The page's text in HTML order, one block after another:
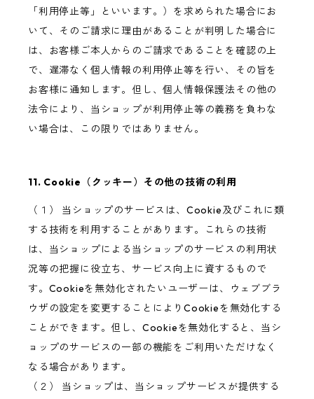
「利用停止等」といいます。）を求められた場合にお
いて、そのご請求に理由があることが判明した場合に
は、お客様ご本人からのご請求であることを確認の上
で、遅滞なく個人情報の利用停止等を行い、その旨を
お客様に通知します。但し、個人情報保護法その他の
法令により、当ショップが利用停止等の義務を負わな
い場合は、この限りではありません。
11. Cookie（クッキー）その他の技術の利用
（１） 当ショップのサービスは、Cookie及びこれに類
する技術を利用することがあります。これらの技術
は、当ショップによる当ショップのサービスの利用状
況等の把握に役立ち、サービス向上に資するもので
す。Cookieを無効化されたいユーザーは、ウェブブラ
ウザの設定を変更することによりCookieを無効化する
ことができます。但し、Cookieを無効化すると、当シ
ョップのサービスの一部の機能をご利用いただけなく
なる場合があります。
（２） 当ショップは、当ショップサービスが提供する